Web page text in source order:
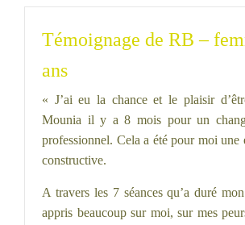
Témoignage de RB –
ans
« J’ai eu la chance et le plaisir
Mounia il y a 8 mois pour un
professionnel. Cela a été pour moi une
constructive.
A travers les 7 séances qu’a duré
appris beaucoup sur moi, sur mes